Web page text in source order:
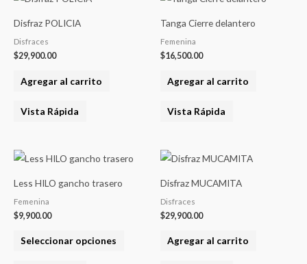
Disfraz POLICIA
Disfraces
$29,900.00
Agregar al carrito
Vista Rápida
Tanga Cierre delantero
Femenina
$16,500.00
Agregar al carrito
Vista Rápida
Less HILO gancho trasero
Femenina
$9,900.00
Seleccionar opciones
Este
Disfraz MUCAMITA
Disfraces
$29,900.00
Agregar al carrito